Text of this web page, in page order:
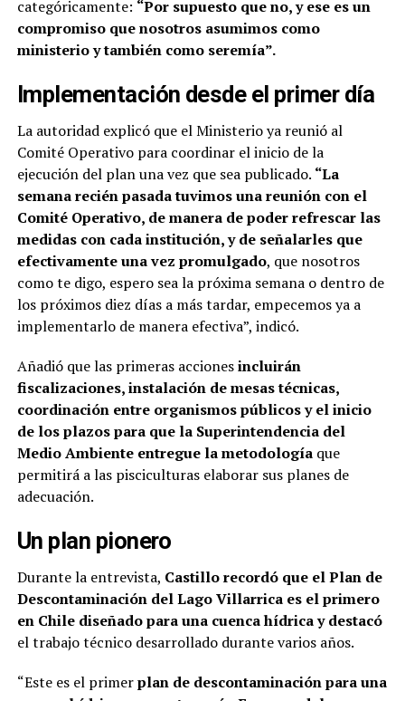
categóricamente: “Por supuesto que no, y ese es un
compromiso que nosotros asumimos como
ministerio y también como seremía”.
Implementación desde el primer día
La autoridad explicó que el Ministerio ya reunió al
Comité Operativo para coordinar el inicio de la
ejecución del plan una vez que sea publicado. “La
semana recién pasada tuvimos una reunión con el
Comité Operativo, de manera de poder refrescar las
medidas con cada institución, y de señalarles que
efectivamente una vez promulgado, que nosotros
como te digo, espero sea la próxima semana o dentro de
los próximos diez días a más tardar, empecemos ya a
implementarlo de manera efectiva”, indicó.
Añadió que las primeras accionesincluirán
fiscalizaciones, instalación de mesas técnicas,
coordinación entre organismos públicos y el inicio
de los plazos para que la Superintendencia del
Medio Ambiente entregue la metodología que
permitirá a las pisciculturas elaborar sus planes de
adecuación.
Un plan pionero
Durante la entrevista, Castillo recordó que el Plan de
Descontaminación del Lago Villarrica es el primero
en Chile diseñado para una cuenca hídrica y destacó
el trabajo técnico desarrollado durante varios años.
“Este es el primerplan de descontaminación para una